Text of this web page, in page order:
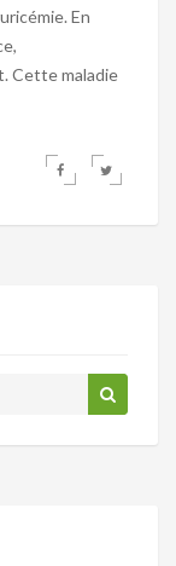
En
Cette maladie